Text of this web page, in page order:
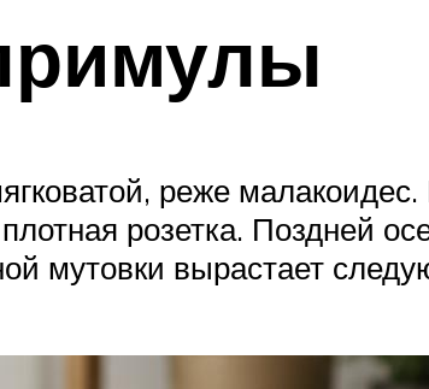
реже
розетка. Поздней
мутовки вырастает